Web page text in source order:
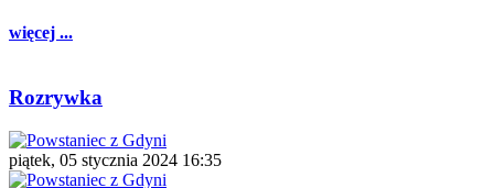
więcej ...
Rozrywka
piątek, 05 stycznia 2024 16:35